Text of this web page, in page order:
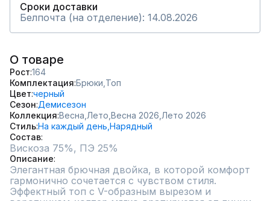
Сроки доставки
Белпочта (на отделение): 14.08.2026
О товаре
Рост 164
Комплектация Брюки, Топ
Цвет черный
Сезон Демисезон
Коллекция Весна, Лето, Весна 2026, Лето 2026
СтильНа каждый день, Нарядный
Состав
Описание
Элегантная брючная двойка, в которой комфорт
гармонично сочетается с чувством стиля.
Эффектный топ с V-образным вырезом и